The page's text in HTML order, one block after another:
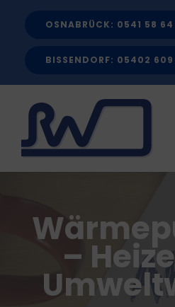
OSNABRÜCK: 0541 58
BISSENDORF: 05402
–